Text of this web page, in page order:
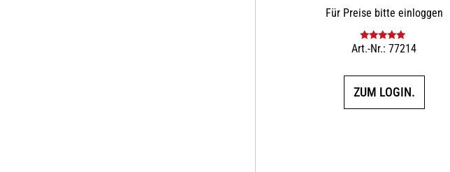
Für Preise bitte einloggen
Bewertet mit
Art.-Nr.: 77214
ZUM LOGIN.